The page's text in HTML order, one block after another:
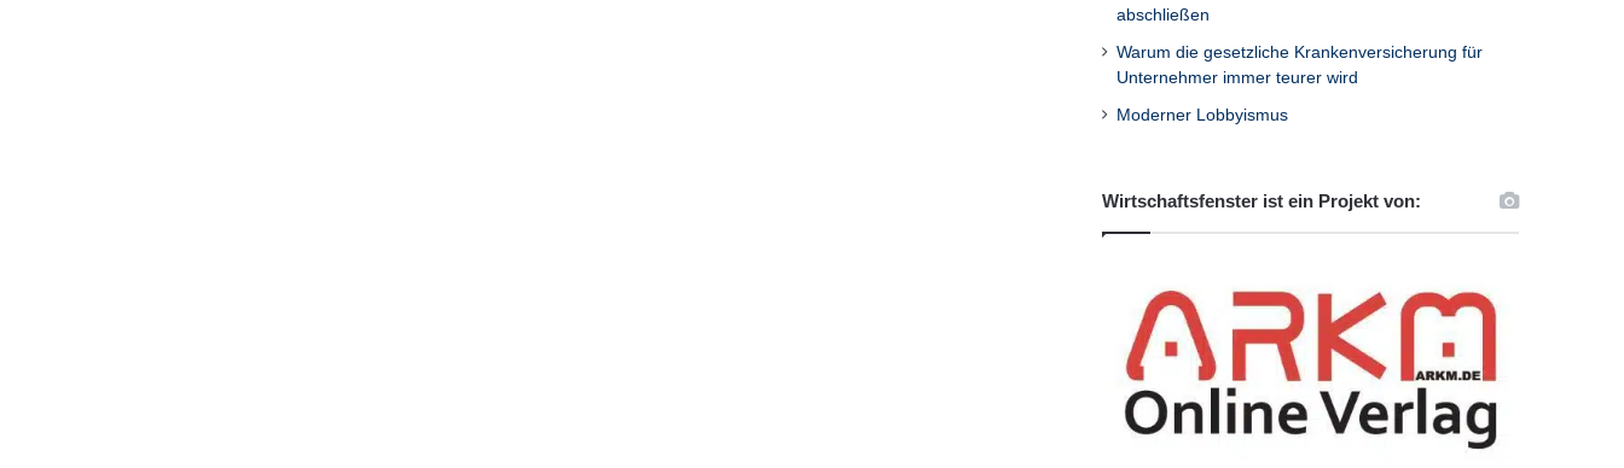
abschließen
Warum die gesetzliche Krankenversicherung für
Unternehmer immer teurer wird
Moderner Lobbyismus
Wirtschaftsfenster ist ein Projekt von: